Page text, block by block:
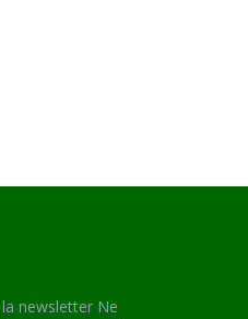
newsletter Ne